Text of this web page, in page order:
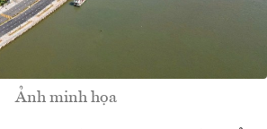
Ảnh minh họa